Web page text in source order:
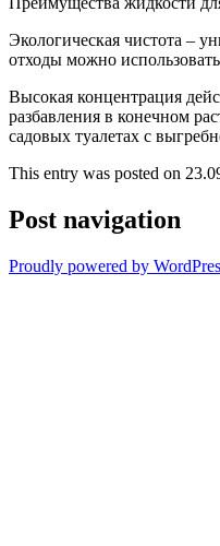
Экологическая чистота –
отходы можно
Высокая концентрация
разбавления в конечном
садовых туалетах с
This entry was posted on
Post navigation
Proudly powered by